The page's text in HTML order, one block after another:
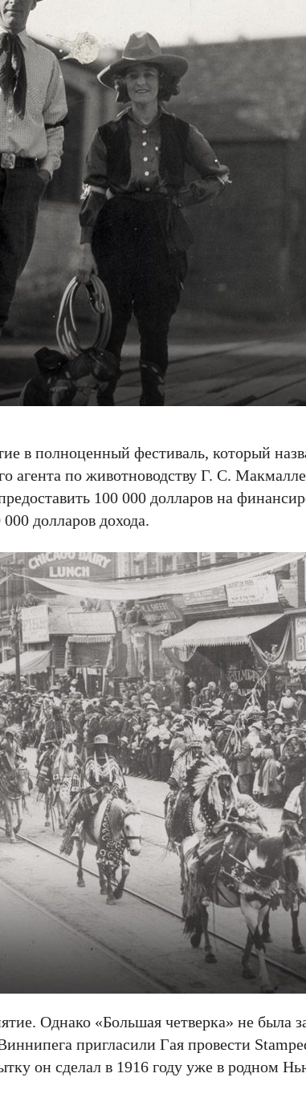
в полноценный фестиваль, который
агента по животноводству Г. С.
100 000 долларов на
долларов дохода.
Однако «Большая четверка» не была
пригласили Гая провести
он сделал в 1916 году уже в родном